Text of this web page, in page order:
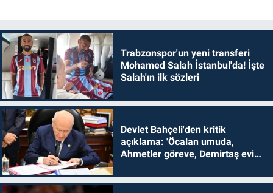
Trabzonspor'un yeni transferi
Mohamed Salah İstanbul'da! İşte
Salah'ın ilk sözleri
Devlet Bahçeli'den kritik
açıklama: 'Öcalan umuda,
Ahmetler göreve, Demirtaş evine